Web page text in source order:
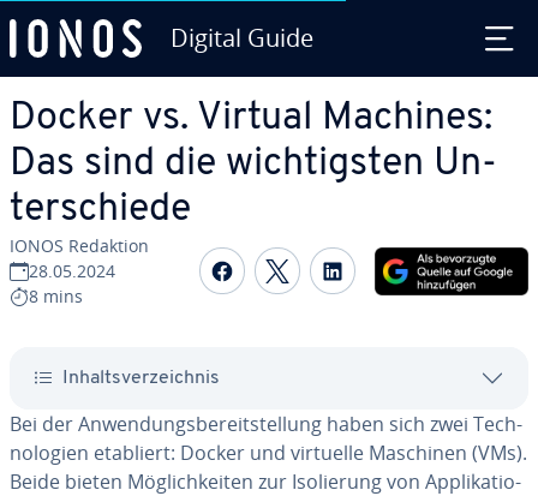
Digital Guide
Docker vs. Virtual Machines:
Das sind die wich­tigs­ten Un­
ter­schie­de
IONOS Redaktion
28.05.2024
8 mins
Auf Facebook teilen
Auf Twitter teilen
Auf LinkedIn
In­halts­ver­zeich­nis
Bei der An­wen­dungs­be­reit­stel­lung haben sich zwei Tech­
no­lo­gien etabliert: Docker und virtuelle Maschinen (VMs).
Beide bieten Mög­lich­kei­ten zur Iso­lie­rung von Ap­pli­ka­tio­